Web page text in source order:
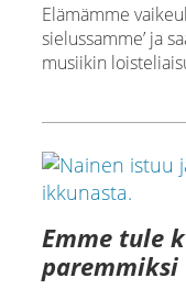
Elämämme
sielussamme’ ja
musiikin
Emme tule
paremmiksi